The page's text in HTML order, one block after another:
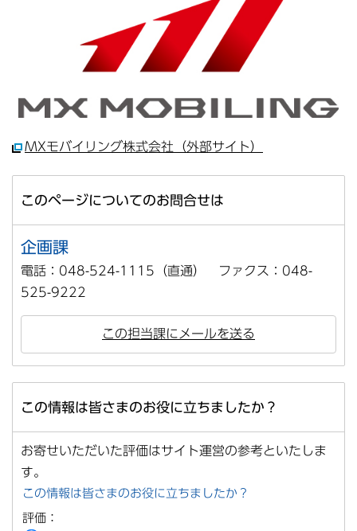
MXモバイリング株式会社（外部サイト）
このページについてのお問合せは
企画課
電話：048-524-1115（直通） ファクス：048-
525-9222
この担当課にメールを送る
この情報は皆さまのお役に立ちましたか？
お寄せいただいた評価はサイト運営の参考といたしま
す。
この情報は皆さまのお役に立ちましたか？
評価：